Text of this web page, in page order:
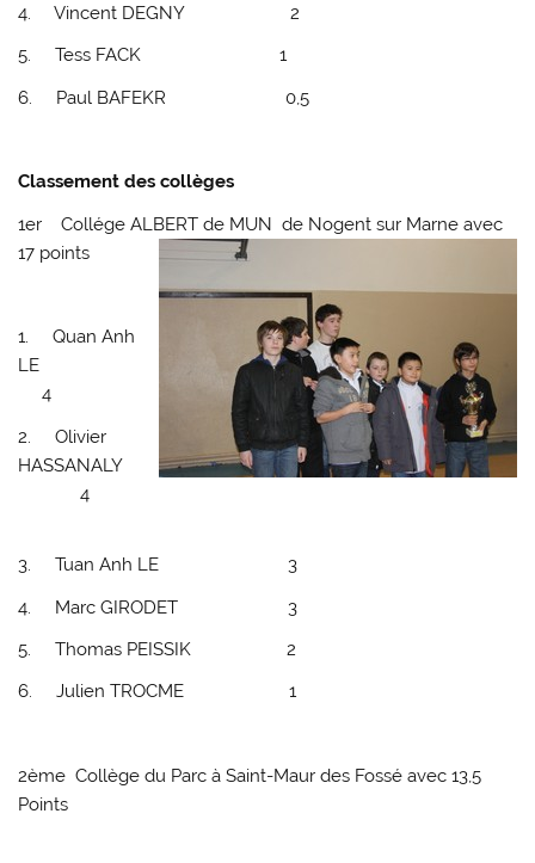
4. Vincent DEGNY 2
5. Tess FACK 1
6. Paul BAFEKR 0,5
Classement des collèges
1er Collége ALBERT de MUN de Nogent sur Marne avec
17 points
1. Quan Anh
LE
4
2. Olivier
HASSANALY
4
3. Tuan Anh LE 3
4. Marc GIRODET 3
5. Thomas PEISSIK 2
6. Julien TROCME 1
2ème Collège du Parc à Saint-Maur des Fossé avec 13,5
Points